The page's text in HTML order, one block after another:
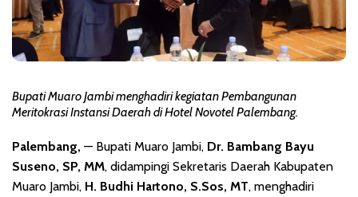
Bupati Muaro Jambi menghadiri kegiatan Pembangunan
Meritokrasi Instansi Daerah di Hotel Novotel Palembang.
Palembang, — Bupati Muaro Jambi, Dr. Bambang Bayu
Suseno, SP, MM, didampingi Sekretaris Daerah Kabupaten
Muaro Jambi, H. Budhi Hartono, S.Sos, MT, menghadiri